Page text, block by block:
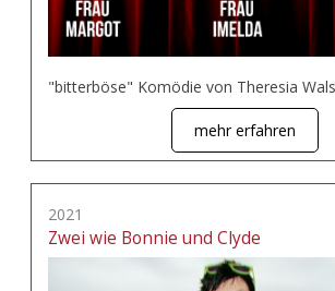
"bitterböse" Komödie von Theresia
mehr erfahren
2021
Zwei wie Bonnie und Clyde